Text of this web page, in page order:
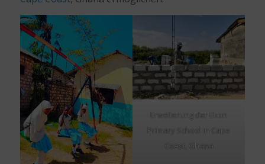
Erweiterung der Ekon
Primary School in Cape
Coast, Ghana